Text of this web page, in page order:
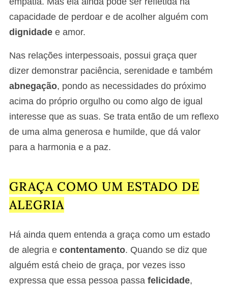
capacidade de perdoar e de acolher alguém com
dignidade e amor.
Nas relações interpessoais, possui graça quer
dizer demonstrar paciência, serenidade e também
abnegação, pondo as necessidades do próximo
acima do próprio orgulho ou como algo de igual
interesse que as suas. Se trata então de um reflexo
de uma alma generosa e humilde, que dá valor
para a harmonia e a paz.
GRAÇA COMO UM ESTADO DE
ALEGRIA
Há ainda quem entenda a graça como um estado
de alegria e contentamento. Quando se diz que
alguém está cheio de graça, por vezes isso
expressa que essa pessoa passa felicidade,